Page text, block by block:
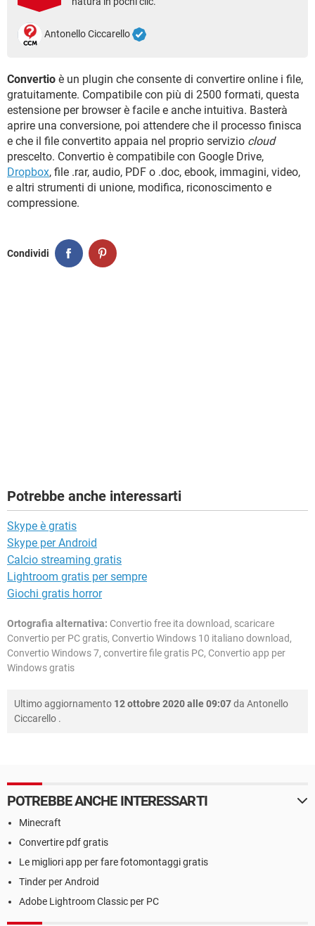
TIKTOK
HARDWARE
Antonello Ciccarello
Convertio è un plugin che consente di convertire online i file,
gratuitamente. Compatibile con più di 2500 formati, questa
estensione per browser è facile e anche intuitiva. Basterà
aprire una conversione, poi attendere che il processo finisca
e che il file convertito appaia nel proprio servizio cloud
prescelto. Convertio è compatibile con Google Drive,
Dropbox, file .rar, audio, PDF o .doc, ebook, immagini, video,
e altri strumenti di unione, modifica, riconoscimento e
compressione.
Condividi
Potrebbe anche interessarti
Skype è gratis
Skype per Android
Calcio streaming gratis
Lightroom gratis per sempre
Giochi gratis horror
Ortografia alternativa: Convertio free ita download, scaricare
Convertio per PC gratis, Convertio Windows 10 italiano download,
Convertio Windows 7, convertire file gratis PC, Convertio app per
Windows gratis
Ultimo aggiornamento 12 ottobre 2020 alle 09:07da Antonello
Ciccarello .
POTREBBE ANCHE INTERESSARTI
Minecraft
Convertire pdf gratis
Le migliori app per fare fotomontaggi gratis
Tinder per Android
Adobe Lightroom Classic per PC